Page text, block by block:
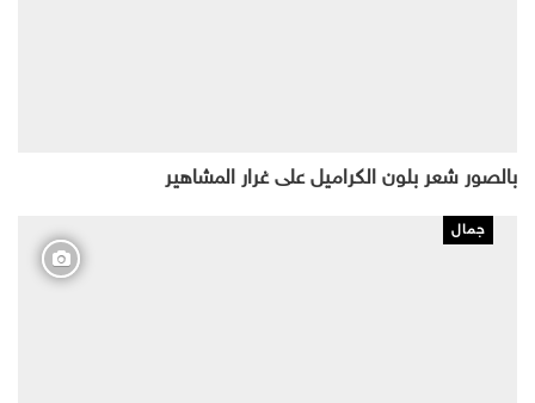
بالصور شعر بلون الكراميل على غرار المشاهير
جمال